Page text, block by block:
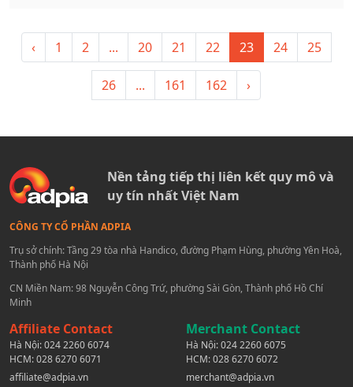
‹ 1 2 ... 20 21 22 23 24 25
26 ... 161 162 ›
Nền tảng tiếp thị liên kết quy mô và
uy tín nhất Việt Nam
CÔNG TY CỔ PHẦN ADPIA
Trụ sở chính: Tầng 29 tòa nhà Handico, đường Phạm Hùng, phường Yên Hoà,
Thành phố Hà Nội
CN Miền Nam: 98 Nguyễn Công Trứ, phường Sài Gòn, Thành phố Hồ Chí
Minh
Affiliate Contact
Hà Nội:024 2260 6074
HCM:028 6270 6071
affiliate@adpia.vn
Merchant Contact
Hà Nội:024 2260 6075
HCM:028 6270 6072
merchant@adpia.vn